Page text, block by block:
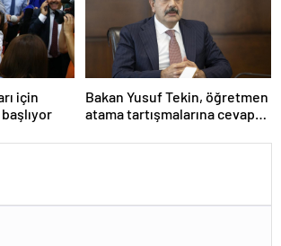
için
Bakan Yusuf Tekin, öğretmen
atama tartışmalarına cevap